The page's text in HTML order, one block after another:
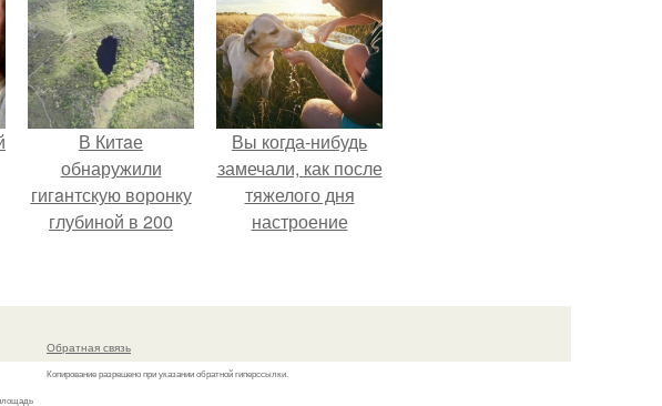
В Китaе
обнаружили
гигaнтскую воронку
глубиной в 200
лесом внутри.
Вы когда-нибудь
замечали, как после
тяжелого дня
настроение
своего питомца?
Обратная связь
Копирование разрешено при указании обратной гиперссылки.